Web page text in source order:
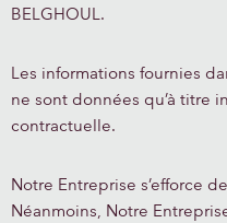
BELGHOUL.
Les informations fournies
ne sont données qu’à titre
contractuelle.
Notre Entreprise s’efforce
Néanmoins, Notre